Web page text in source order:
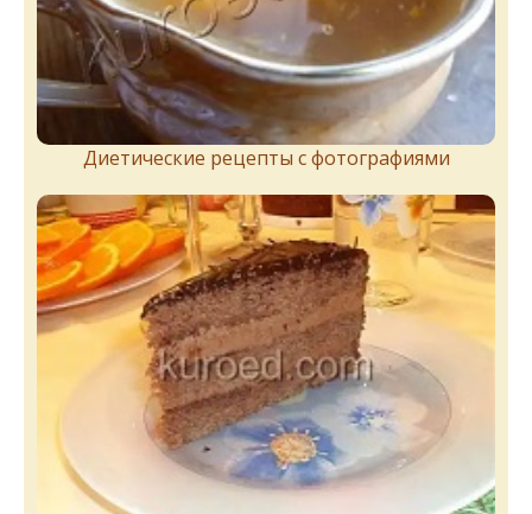
Диетические рецепты с фотографиями